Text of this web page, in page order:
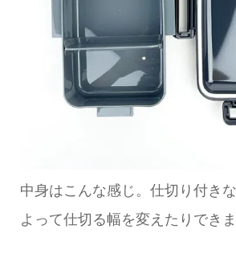
中身はこんな感じ。仕切り付き
よって仕切る幅を変えたりできま